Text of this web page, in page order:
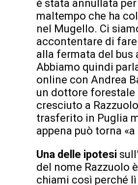
è stata annullata
maltempo che ha
nel Mugello. Ci
accontentare di
alla fermata del bus
Abbiamo quindi
online con Andrea
un dottore forestale
cresciuto a
trasferito in Puglia
appena può torna «a
Una delle ipotesi
del nome Razzuolo
chiami così perché lì